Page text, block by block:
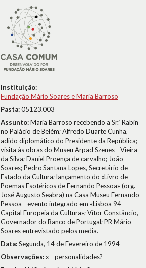
Instituição:
Fundação Mário Soares e Maria Barroso
Pasta:05123.003
Assunto:Maria Barroso recebendo a Sr.ª Rabin
no Palácio de Belém; Alfredo Duarte Cunha,
adido diplomático do Presidente da República;
visita às obras do Museu Arpad Szenes - Vieira
da Silva; Daniel Proença de carvalho; João
Soares; Pedro Santana Lopes, Secretário de
Estado da Cultura; lançamento do «Livro de
Poemas Esotéricos de Fernando Pessoa» (org.
José Augusto Seabra) na Casa Museu Fernando
Pessoa - evento integrado em «Lisboa 94 -
Capital Europeia da Cultura»; Vítor Constâncio,
Governador do Banco de Portugal; PR Mário
Soares entrevistado pelos media.
Data:Segunda, 14 de Fevereiro de 1994
Observações:x - personalidades?